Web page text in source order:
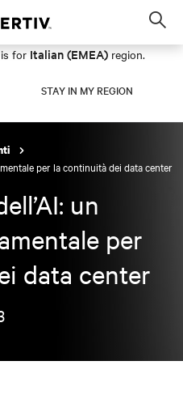
for Italian (EMEA) region.
STAY IN MY REGION
per la continuità dei data center
un
per
data center